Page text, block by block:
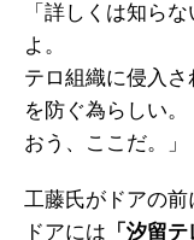
「詳しくは知ら
よ。
テロ組織に侵入
を防ぐ為らしい。
おう、ここだ。」
工藤氏がドアの前
ドアには 「汐留